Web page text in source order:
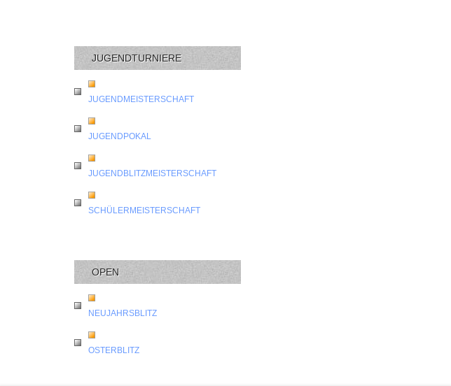
JUGENDTURNIERE
JUGENDMEISTERSCHAFT
JUGENDPOKAL
JUGENDBLITZMEISTERSCHAFT
SCHÜLERMEISTERSCHAFT
OPEN
NEUJAHRSBLITZ
OSTERBLITZ